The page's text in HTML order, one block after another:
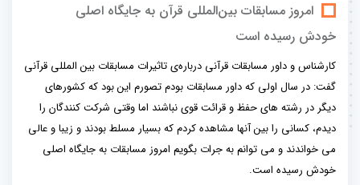
امروز مسابقات بین‌المللی قرآن به جایگاه اصلی
خودش رسیده است
کارشناس و داور مسابقات قرآنی درباره‌ی تاثیرات مسابقات بین المللی قرآنی
گفت: در سال اولی که داور مسابقات بودم تصورم این بود که کشورهای
دیگر در رشته های حفظ و قرائت قوی نباشند اما وقتی شرکت کنندگان را
دیدم، کسانی را بین آنها مشاهده کردم که بسیار مسلط بودند و زیبا و عالی
می خواندند و می توانم به جرات بگویم امروز مسابقات به جایگاه اصلی
خودش رسیده است.